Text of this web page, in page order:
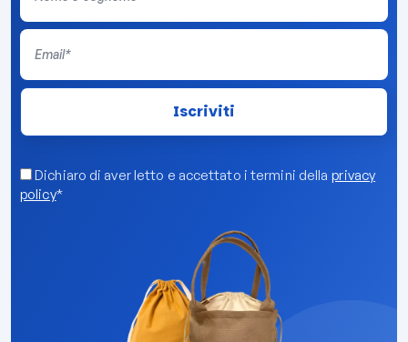
Dichiaro di aver letto e accettato i termini della privacy
policy*